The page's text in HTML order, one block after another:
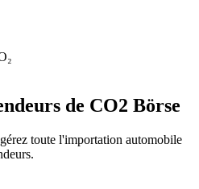
de CO2 Börse
toute l'importation automobile